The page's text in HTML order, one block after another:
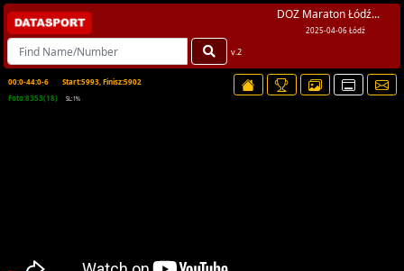
DOZ Maraton Łódź...
2025-04-06 Łódź
v.2
00:0-44:0-6
Start:5993, Finisz:5902
Foto:8353(18)
SL:1%